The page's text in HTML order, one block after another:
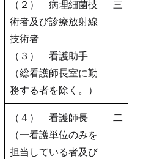
（２） 病理細菌技
術者及び診療放射線
技術者
（３） 看護助手
（総看護師長室に勤
務する者を除く。）
三
（４） 看護師長
（一看護単位のみを
担当している者及び
二